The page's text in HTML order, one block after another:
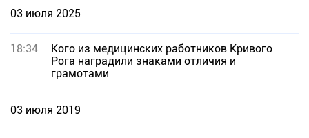
03 июля 2025
18:34
Кого из медицинских работников Кривого
Рога наградили знаками отличия и
грамотами
03 июля 2019